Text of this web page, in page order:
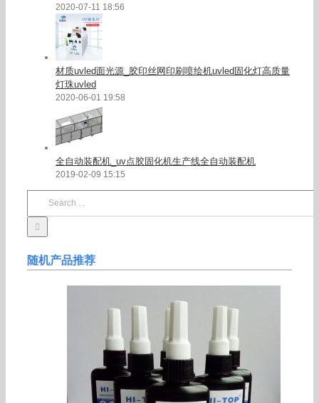
2020-07-11 18:56
材质uvled面光源_胶印丝网印刷喷绘机uvled固化灯高质量
灯珠uvled
2020-06-01 19:58
全自动装配机_uv点胶固化机生产线全自动装配机
2019-02-09 15:15
随机产品推荐